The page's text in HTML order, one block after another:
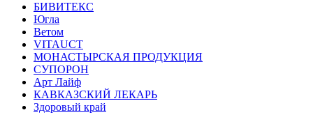
БИВИТЕКС
Югла
Ветом
VITAUCT
МОНАСТЫРСКАЯ ПРОДУКЦИЯ
СУПОРОН
Арт Лайф
КАВКАЗСКИЙ ЛЕКАРЬ
Здоровый край